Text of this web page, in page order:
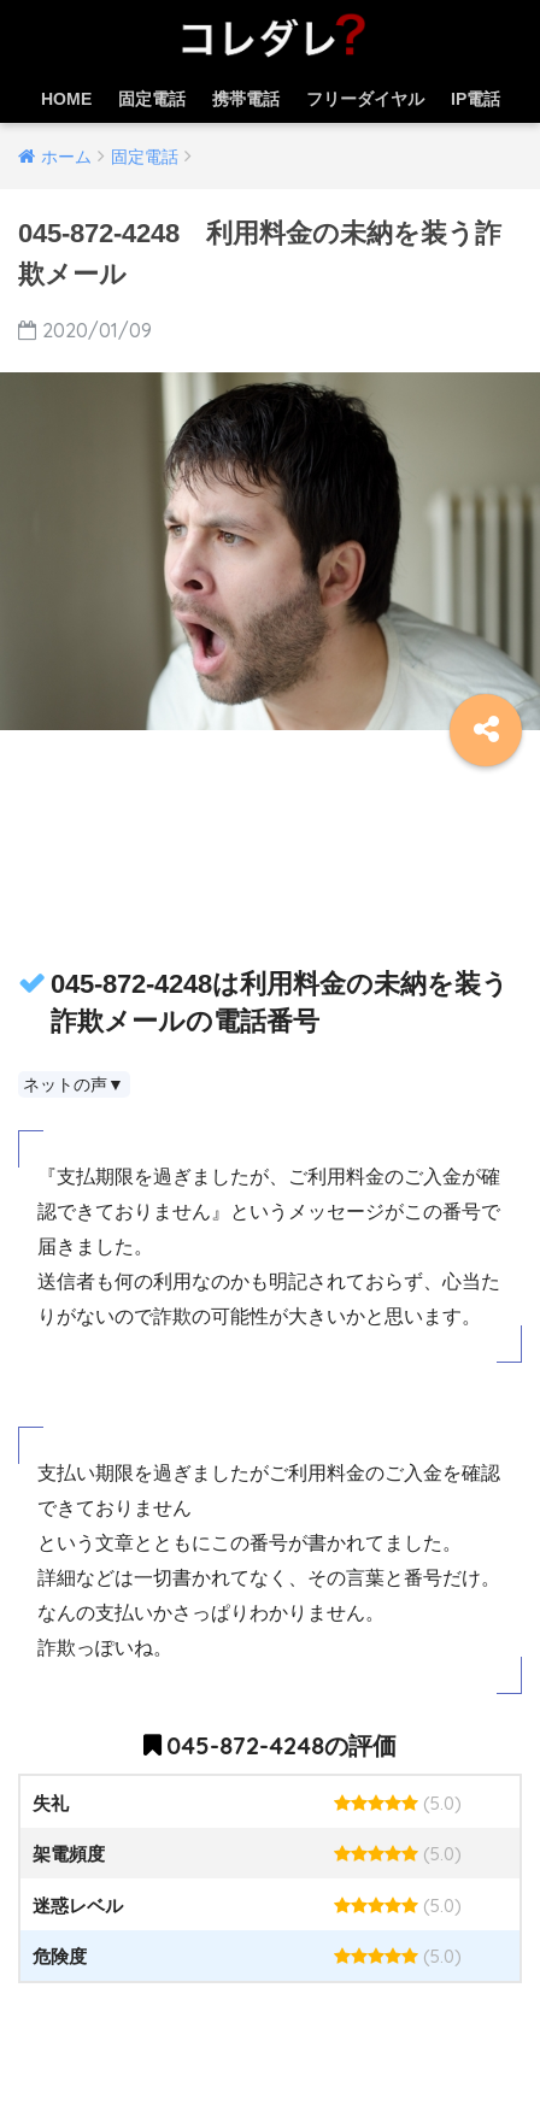
HOME 固定電話 携帯電話 フリーダイヤル IP電話
ホーム 固定電話
045-872-4248 利用料金の未納を装う詐
欺メール
2020/01/09
045-872-4248は利用料金の未納を装う
詐欺メールの電話番号
ネットの声▼
『支払期限を過ぎましたが、ご利用料金のご入金が確
認できておりません』というメッセージがこの番号で
届きました。
送信者も何の利用なのかも明記されておらず、心当た
りがないので詐欺の可能性が大きいかと思います。
支払い期限を過ぎましたがご利用料金のご入金を確認
できておりません
という文章とともにこの番号が書かれてました。
詳細などは一切書かれてなく、その言葉と番号だけ。
なんの支払いかさっぱりわかりません。
詐欺っぽいね。
045-872-4248の評価
失礼 (5.0)
架電頻度 (5.0)
迷惑レベル (5.0)
危険度 (5.0)